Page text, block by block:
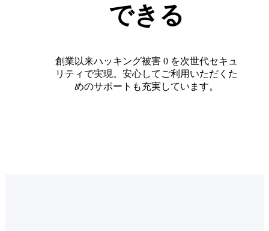
できる
創業以来ハッキング被害 0 を次世代セキュ
リティで実現。安心してご利用いただくた
めのサポートも充実しています。